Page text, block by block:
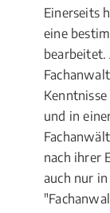
Einerseits
eine
bearbeitet.
und in
nach ihrer
auch nur